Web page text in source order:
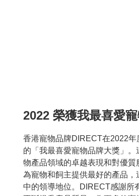
2022 榮獲我最喜愛
香港寵物品牌DIRECT在2022
的「我最喜愛寵物品牌大獎」
物產品領域的卓越表現和對優
為寵物和飼主提供最好的產品
中的領導地位。DIRECT感謝所